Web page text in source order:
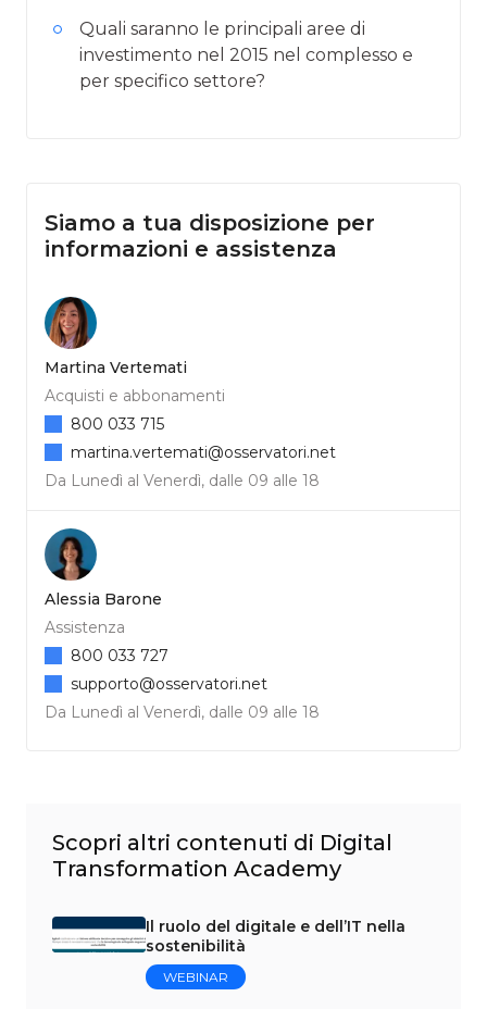
Quali saranno le principali aree di
investimento nel 2015 nel complesso e
per specifico settore?
Siamo a tua disposizione per
informazioni e assistenza
Martina Vertemati
Acquisti e abbonamenti
Da Lunedì al Venerdì, dalle 09 alle 18
800 033 715
martina.vertemati@osservatori.net
Alessia Barone
Assistenza
Da Lunedì al Venerdì, dalle 09 alle 18
800 033 727
supporto@osservatori.net
Scopri altri contenuti di Digital
Transformation Academy
Il ruolo del digitale e dell’IT nella
sostenibilità
WEBINAR